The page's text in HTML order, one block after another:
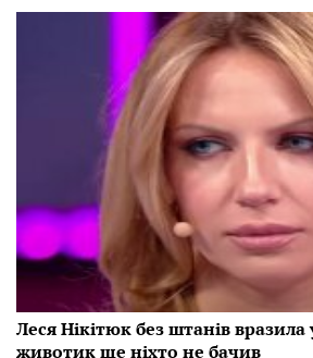
Леся Нікітюк без штанів вразила
животик ще ніхто не бачив